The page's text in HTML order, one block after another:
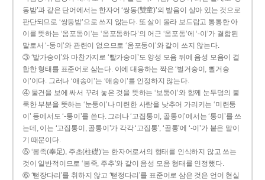
동밤’과 같은 단어에서는 한자어 ‘쌍동(雙童)’의 발음이 살아 있는 것으로
판단되므로 ‘쌍둥밤’으로 쓰지 않는다. 또 살이 올라 보드랍고 통통한 아
이를 뜻하는 ‘옴포동이’는 ‘옴포동하다’의 어근 ‘옴포동’에 ‘-이’가 결합된
말로서 ‘-둥이’와 관련이 없으므로 ‘옴포둥이’와 같이 쓰지 않는다.
③ ‘발가숭이’와 마찬가지로 ‘빨가숭이’도 양성 모음 뒤에 음성 모음이 결
합한 형태를 표준어로 삼는다. 이에 대응하는 짝은 ‘벌거숭이, 뻘거숭
이’이다. 그러나 ‘애송이’는 ‘애숭이’를 인정하지 않는다.
④ 물건을 보에 싸서 꾸려 놓은 것을 뜻하는 ‘보퉁이’와 함께 눈두덩의 불
룩한 부분을 뜻하는 ‘눈퉁이’나 미련한 사람을 낮추어 가리키는 ‘미련퉁
이’ 등에서도 ‘-퉁이’를 쓴다. 그러나 ‘고집통이, 골통이’에서는 ‘통이’를 쓰
는데, 이는 ‘고집통이, 골통이’가 각각 ‘고집통’, ‘골통’에 ‘-이’가 붙은 말이
기 때문이다.
⑤ ‘봉족(奉足), 주초(柱礎)’는 한자어로서의 형태를 인식하지 않고 쓰는
것이 일반적이므로 ‘봉죽, 주추’와 같이 음성 모음 형태를 인정했다.
⑥ ‘뻗장다리’를 취하지 않고 ‘뻗정다리’를 표준어로 삼은 것은 언어 현실